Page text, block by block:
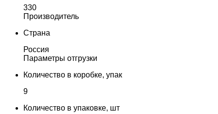
330
Производитель
Страна
Россия
Параметры отгрузки
Количество в коробке, упак
9
Количество в упаковке, шт